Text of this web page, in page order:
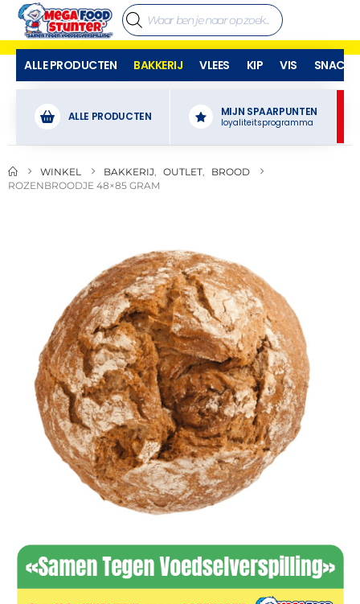
ALLE PRODUCTEN BAKKERIJ VLEES KIP VIS SNACKS
ALLE PRODUCTEN MIJN SPAARPUNTEN
loyaliteitsprogramma
WINKEL BAKKERIJ OUTLET
BROOD
ROZENBROODJE 48×85 GRAM